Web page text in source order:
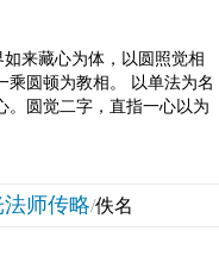
来藏心为体，以圆照觉相
乘圆顿为教相。 以单法为名
。圆觉二字，直指一心以为
师传略/佚名